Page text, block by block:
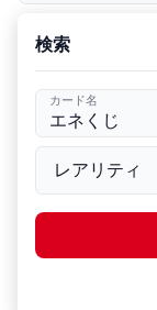
検索
カード名